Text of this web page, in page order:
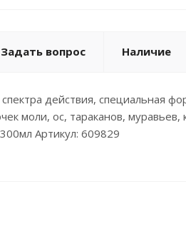
Задать вопрос Наличие
действия, специальная
моли, ос, тараканов, муравьев,
Артикул: 609829